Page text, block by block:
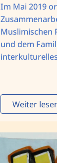
Im Mai 2019
Muslimischen
und dem
Weiter